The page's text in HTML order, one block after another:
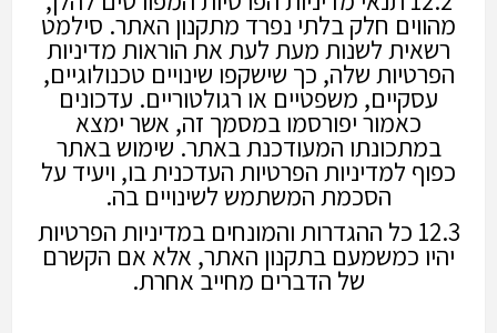
מהווים חלק בלתי נפרד מתקנון האתר. סילמט
רשאית לשנות מעת לעת את הוראות מדיניות
הפרטיות שלה, כך שישקפו שינויים טכנולוגיים,
עסקיים, משפטיים או רגולטוריים. עדכונים
כאמור יפורסמו במסמך זה, אשר ימצא
במתכונתו המעודכנת באתר. שימוש באתר
כפוף למדיניות הפרטיות העדכנית בו, ויעיד על
הסכמת המשתמש לשינויים בה.
12.3 כל ההגדרות והמונחים במדיניות הפרטיות
יהיו כמשמעם בתקנון האתר, אלא אם הקשרם
של הדברים מחייב אחרת.